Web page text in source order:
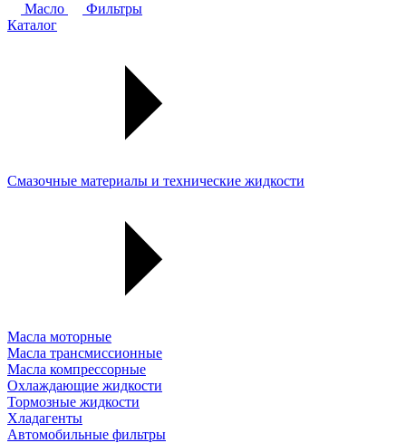
Масло
Фильтры
Каталог
Смазочные материалы и технические жидкости
Масла моторные
Масла трансмиссионные
Масла компрессорные
Охлаждающие жидкости
Тормозные жидкости
Хладагенты
Автомобильные фильтры